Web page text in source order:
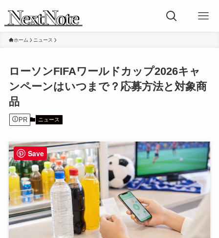
ホーム ニュース
ローソンFIFAワールドカップ2026キャ
ンペーンはいつまで？応募方法と対象商
品
PR ニュース
Save